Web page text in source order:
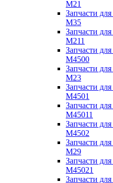
M21
Запчасти
M35
Запчасти
M211
Запчасти
M4500
Запчасти
M23
Запчасти
M4501
Запчасти
M45011
Запчасти
M4502
Запчасти
M29
Запчасти
M45021
Запчасти